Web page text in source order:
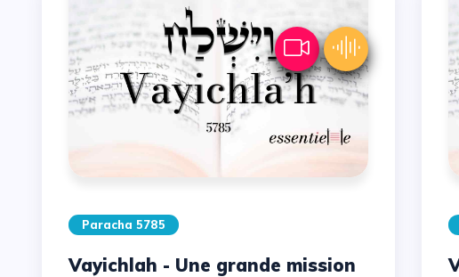
Paracha 5785
Vayichlah - Une grande mission